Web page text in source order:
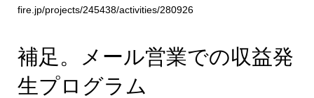
fire.jp/projects/245438/activities/280926
補足。メール営業での収益発
生プログラム